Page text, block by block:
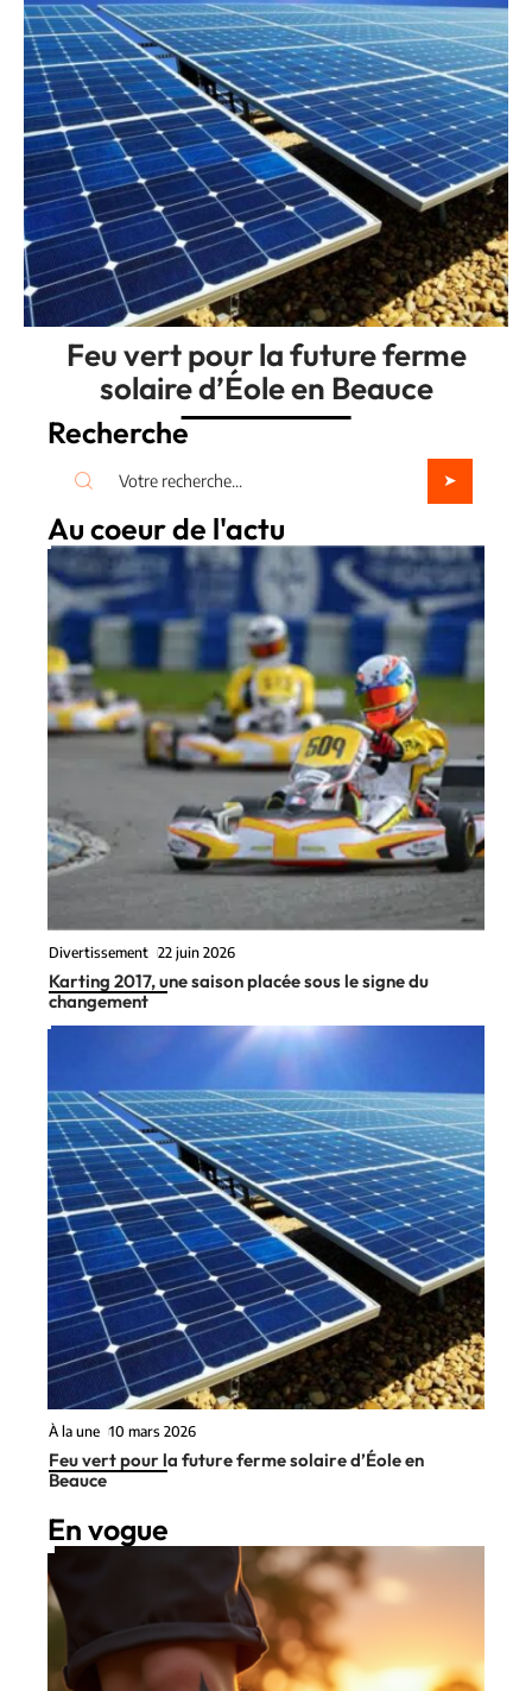
Feu vert pour la future ferme
solaire d’Éole en Beauce
Recherche
Au coeur de l'actu
Divertissement 22 juin 2026
Karting 2017, une saison placée sous le signe du
changement
À la une 10 mars 2026
Feu vert pour la future ferme solaire d’Éole en
Beauce
En vogue